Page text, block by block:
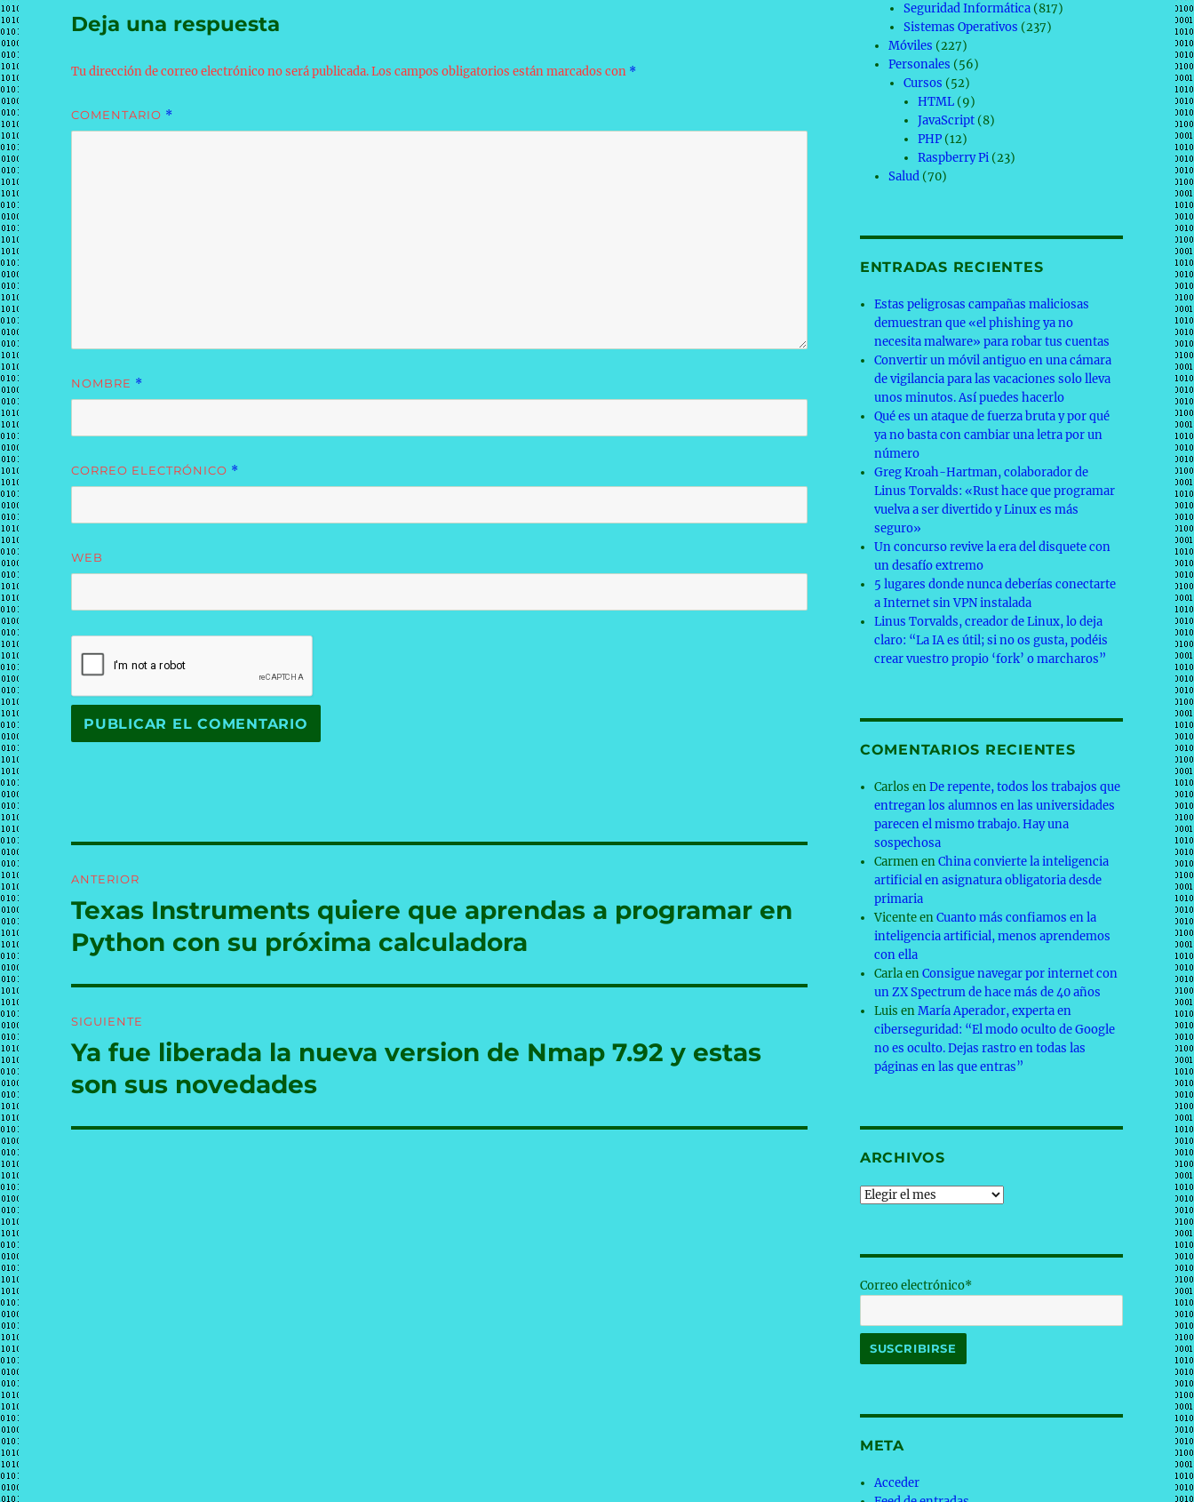
Deja una respuesta
Tu dirección de correo electrónico no será publicada.Los campos obligatorios están marcados con *
COMENTARIO *
NOMBRE *
CORREO ELECTRÓNICO *
WEB
de
entradas
ANTERIOR
Entrada
anterior:
Texas Instruments quiere que aprendas a programar en
Python con su próxima calculadora
SIGUIENTE
Entrada
Ya fue liberada la nueva version de Nmap 7.92 y estas
son sus novedades
Seguridad Informática(817)
Sistemas Operativos (237)
Móviles (227)
Personales (56)
Cursos (52)
HTML(9)
JavaScript(8)
PHP(12)
Raspberry Pi(23)
Salud (70)
ENTRADAS RECIENTES
Estas peligrosas campañas maliciosas
demuestran que «el phishing ya no
necesita malware» para robar tus cuentas
Convertir un móvil antiguo en una cámara
de vigilancia para las vacaciones solo lleva
unos minutos. Así puedes hacerlo
Qué es un ataque de fuerza bruta y por qué
ya no basta con cambiar una letra por un
número
Greg Kroah-Hartman, colaborador de
Linus Torvalds: «Rust hace que programar
vuelva a ser divertido y Linux es más
seguro»
Un concurso revive la era del disquete con
un desafío extremo
5 lugares donde nunca deberías conectarte
a Internet sin VPN instalada
Linus Torvalds, creador de Linux, lo deja
claro: “La IA es útil; si no os gusta, podéis
crear vuestro propio ‘fork’ o marcharos”
COMENTARIOS RECIENTES
Carlos enDe repente, todos los trabajos que
entregan los alumnos en las universidades
parecen el mismo trabajo. Hay una
sospechosa
CarmenenChina convierte la inteligencia
artificial en asignatura obligatoria desde
primaria
VicenteenCuanto más confiamos en la
inteligencia artificial, menos aprendemos
con ella
CarlaenConsigue navegar por internet con
un ZX Spectrum de hace más de 40 años
Luis enMaría Aperador, experta en
ciberseguridad: “El modo oculto de Google
no es oculto. Dejas rastro en todas las
páginas en las que entras”
ARCHIVOS
Archivos
Correo electrónico*
META
Acceder